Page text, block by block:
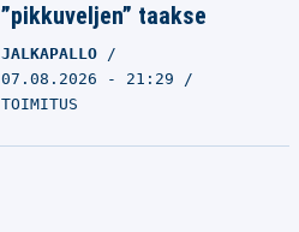
”pikkuveljen” taakse
JALKAPALLO
07.08.2026 - 21:29
TOIMITUS